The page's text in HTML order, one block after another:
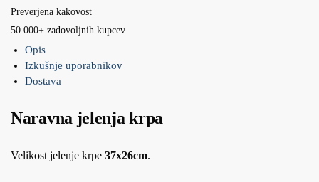
Preverjena kakovost
50.000+ zadovoljnih kupcev
Opis
Izkušnje uporabnikov
Dostava
Naravna jelenja krpa
Velikost jelenje krpe 37x26cm.